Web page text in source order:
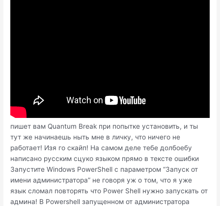
пишет вам Quantum Break при попытке установить, и ты
тут же начинаешь ныть мне в личку, что ничего не
работает! Изя го скайп! На самом деле тебе долбоебу
написано русским сцуко языком прямо в тексте ошибки
Запустите Windows PowerShell с параметром “Запуск от
имени администратора” не говоря уж о том, что я уже
язык сломал повторять что Power Shell нужно запускать от
админа! В Powershell запущенном от администратора